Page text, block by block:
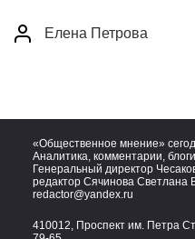
Елена Петрова
«Общественное мнение»
Аналитика, комментарии,
Генеральный директор
редактор Сячинова Светлана
redactor@yandex.ru
410012, Проспект им. Петра